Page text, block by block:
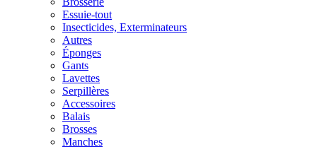
Essuie-tout
Insecticides, Exterminateurs
Autres
Éponges
Gants
Lavettes
Serpillères
Accessoires
Balais
Brosses
Manches